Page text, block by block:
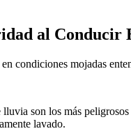
al
condiciones mojadas
son los más
lavado.